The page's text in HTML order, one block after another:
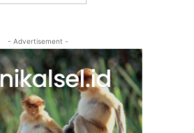
- Advertisement -